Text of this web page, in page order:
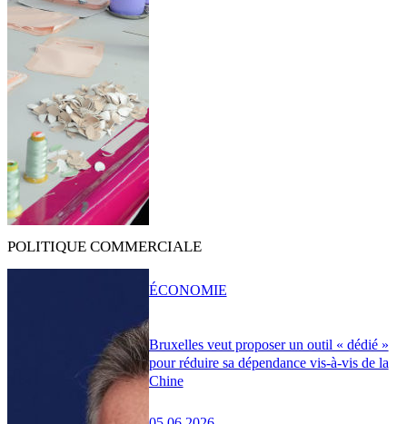
POLITIQUE COMMERCIALE
Bruxelles veut proposer un outil « dédié »
pour réduire sa dépendance vis-à-vis de la
Chine
ÉCONOMIE